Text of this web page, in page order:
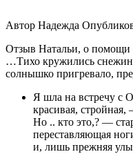
Автор Надежда
Отзыв Натальи, о
…Тихо кружились
солнышко пригревало,
Я шла на встречу с
красивая,
Но .. кто это,? —
переставляющая
и, лишь прежняя